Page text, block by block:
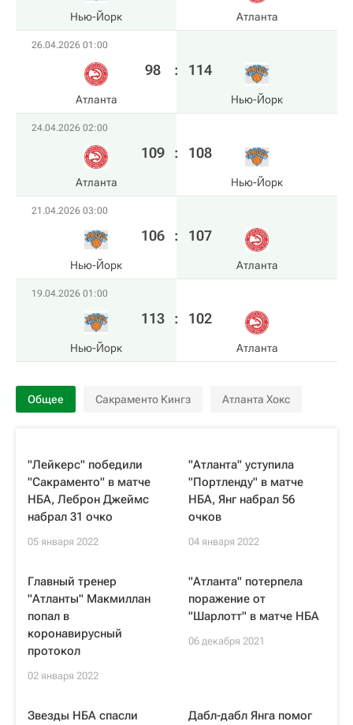
Нью-Йорк Атланта
26.04.2026 01:00
Атланта
98 : 114
Нью-Йорк
24.04.2026 02:00
Атланта
109 : 108
Нью-Йорк
21.04.2026 03:00
Нью-Йорк
106 : 107
Атланта
19.04.2026 01:00
Нью-Йорк
113 : 102
Атланта
Общее Сакраменто Кингз Атланта Хокс
"Лейкерс" победили
"Сакраменто" в матче
НБА, Леброн Джеймс
набрал 31 очко
05 января 2022
"Атланта" уступила
"Портленду" в матче
НБА, Янг набрал 56
очков
04 января 2022
Главный тренер
"Атланты" Макмиллан
попал в
коронавирусный
протокол
02 января 2022
"Атланта" потерпела
поражение от
"Шарлотт" в матче НБА
06 декабря 2021
Звезды НБА спасли
Дабл-дабл Янга помог